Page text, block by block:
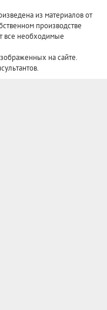
из материалов от
производстве
все необходимые
на сайте.